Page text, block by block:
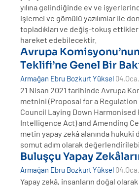
yılına gelindiğinde ev ve
işlemci ve gömülü yazılımlar ile
topladıkları ve değiş-tokuş
hareket edebilecektir.
Avrupa
Teklifi’ne Genel Bir
Armağan Ebru Bozkurt Yüksel
21 Nisan 2021 tarihinde Avrupa
metnini (Proposal for a
Council Laying Down
Intelligence Act) and Amending
metin yapay zekâ alanında hukuki
somut adım olarak
Buluşçu Yapay
Armağan Ebru Bozkurt Yüksel
Yapay zekâ, insanların doğal